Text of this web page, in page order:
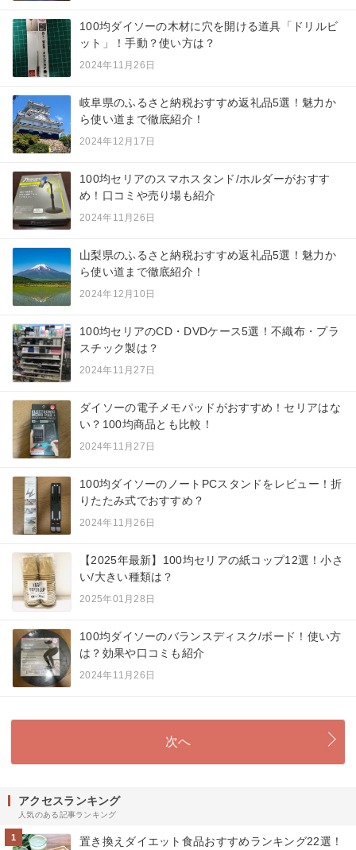
100均ダイソーの木材に穴を開ける道具「ドリルビ
ット」！手動？使い方は？
2024年11月26日
岐阜県のふるさと納税おすすめ返礼品5選！魅力か
ら使い道まで徹底紹介！
2024年12月17日
100均セリアのスマホスタンド/ホルダーがおすす
め！口コミや売り場も紹介
2024年11月26日
山梨県のふるさと納税おすすめ返礼品5選！魅力か
ら使い道まで徹底紹介！
2024年12月10日
100均セリアのCD・DVDケース5選！不織布・プラ
スチック製は？
2024年11月27日
ダイソーの電子メモパッドがおすすめ！セリアはな
い？100均商品とも比較！
2024年11月27日
100均ダイソーのノートPCスタンドをレビュー！折
りたたみ式でおすすめ？
2024年11月26日
【2025年最新】100均セリアの紙コップ12選！小さ
い/大きい種類は？
2025年01月28日
100均ダイソーのバランスディスク/ボード！使い方
は？効果や口コミも紹介
2024年11月26日
次へ
アクセスランキング
人気のある記事ランキング
1 置き換えダイエット食品おすすめランキング22選！